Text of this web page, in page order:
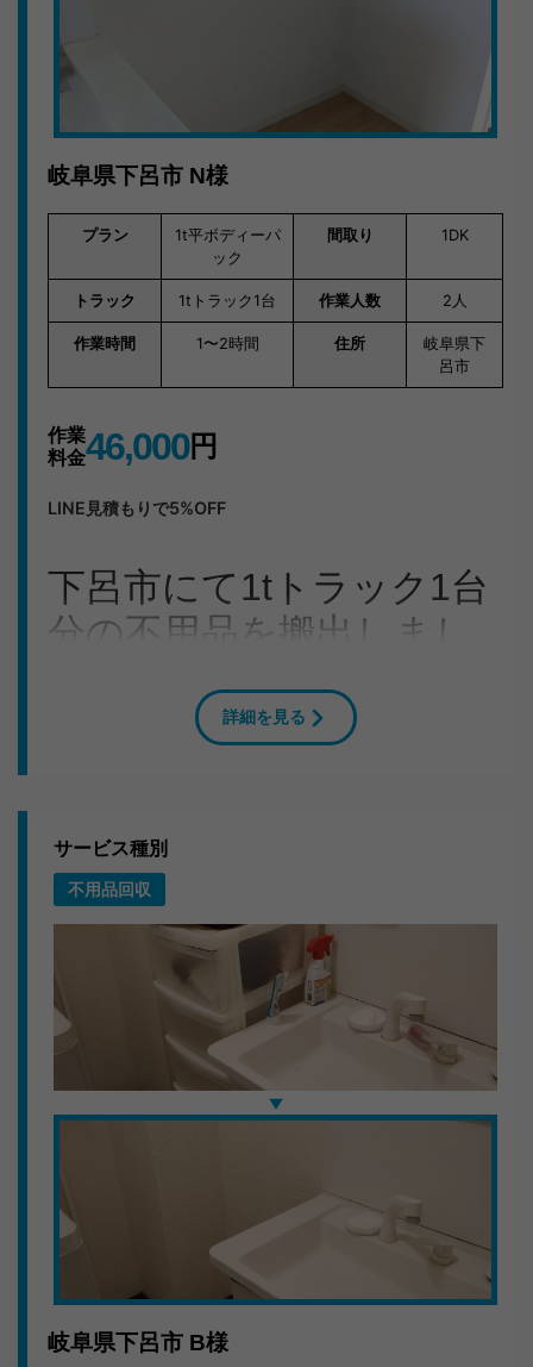
岐阜県下呂市 N様
プラン
1t平ボディーパ
ック
間取り 1DK
トラック 1tトラック1台 作業人数 2人
作業時間 1〜2時間 住所
岐阜県下
呂市
作業
料金46,000円
LINE見積もりで5%OFF
下呂市にて1tトラック1台
分の不用品を搬出しまし
岐阜県下呂市のN様よりご依頼をいただき、生活ゴミ・
搬出作業のこだわり
共用部分の養生を徹底し、近隣へのご迷惑にならないよ
う配慮。分別も現場で行い、リサイクル可能なものは適
切にルート分けしています。
いただいたお言葉
「仕事が丁寧で感心しました。見積もりと金額が変わら
なかったのも良かったです。」
またはお電話でご連絡ください。
詳細を見る
サービス種別
不用品回収
岐阜県下呂市 B様